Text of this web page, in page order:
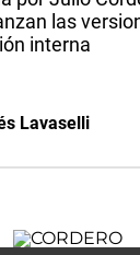
las
interna
Lavaselli